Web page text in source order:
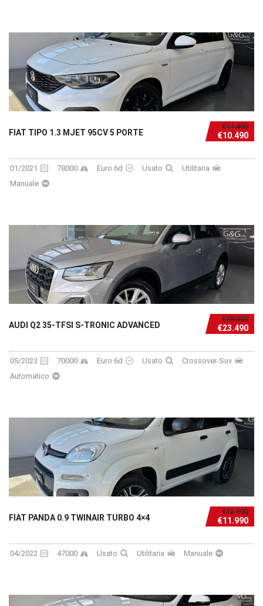
€11.490
€10.490
FIAT TIPO 1.3 MJET 95CV 5 PORTE
01/2021 78000 Euro 6d Usato
Utilitaria
Manuale
€25.300
€23.490
AUDI Q2 35-TFSI S-TRONIC ADVANCED
05/2023 70000 Euro 6d Usato
Crossover-Suv
Automatico
€12.990
€11.990
FIAT PANDA 0.9 TWINAIR TURBO 4×4
04/2022 47000 Usato Utilitaria Manuale